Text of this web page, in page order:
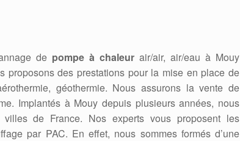
de pompe à chaleur air/air, air/eau à Mouy
proposons des prestations pour la mise en place de
géothermie. Nous assurons la vente de
Implantés à Mouy depuis plusieurs années, nous
villes de France. Nos experts vous proposent les
par PAC. En effet, nous sommes formés d’une